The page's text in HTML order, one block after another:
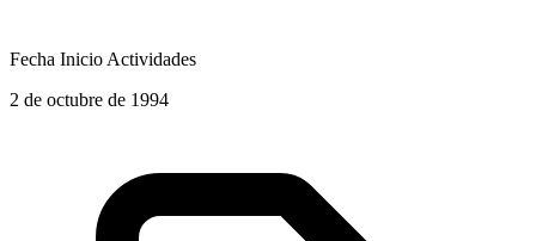
Fecha Inicio Actividades
2 de octubre de 1994